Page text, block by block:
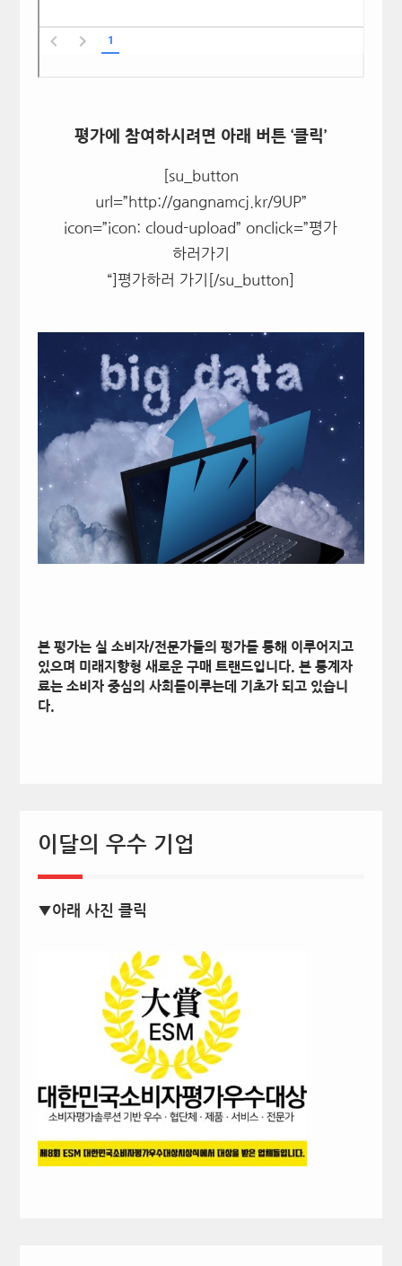
평가에 참여하시려면 아래 버튼 ‘클릭’
[su_button
url=”http://gangnamcj.kr/9UP”
icon=”icon: cloud-upload” onclick=”평가
하러가기
“]평가하러 가기[/su_button]
본 평가는 실 소비자/전문가들의 평가를 통해 이루어지고
있으며 미래지향형 새로운 구매 트랜드입니다. 본 통계자
료는 소비자 중심의 사회를이루는데 기초가 되고 있습니
다.
이달의 우수 기업
▼아래 사진 클릭